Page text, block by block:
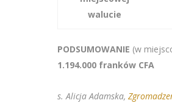
walucie
PODSUMOWANIE (w
1.194.000 franków CFA
s. Alicja Adamska,